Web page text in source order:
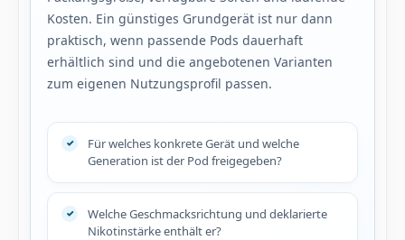
Kosten. Ein günstiges Grundgerät ist nur dann
praktisch, wenn passende Pods dauerhaft
erhältlich sind und die angebotenen Varianten
zum eigenen Nutzungsprofil passen.
Für welches konkrete Gerät und welche
Generation ist der Pod freigegeben?
Welche Geschmacksrichtung und deklarierte
Nikotinstärke enthält er?